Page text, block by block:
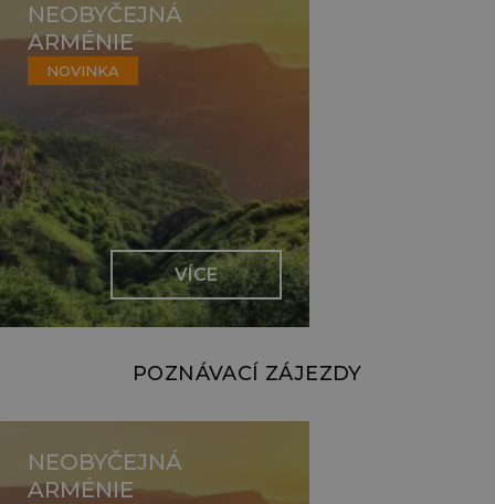
NEOBYČEJNÁ
ARMÉNIE
NOVINKA
VÍCE
POZNÁVACÍ ZÁJEZDY
NEOBYČEJNÁ
ARMÉNIE